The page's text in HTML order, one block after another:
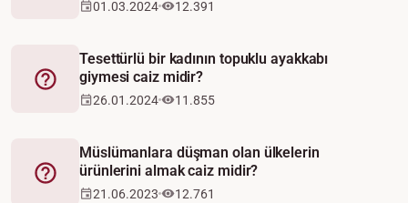
01.03.2024 12.391
Fetva
Tesettürlü bir kadının topuklu ayakkabı
giymesi caiz midir?
26.01.2024 11.855
Fetva
Müslümanlara düşman olan ülkelerin
ürünlerini almak caiz midir?
21.06.2023 12.761